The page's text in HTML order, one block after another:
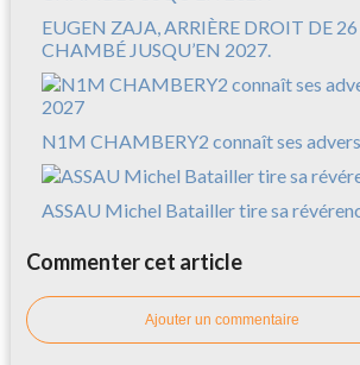
EUGEN ZAJA, ARRIÈRE DROIT DE
CHAMBÉ JUSQU’EN 2027.
N1M CHAMBERY2 connaît ses
ASSAU Michel Batailler tire sa
Commenter cet article
Ajouter un commentaire